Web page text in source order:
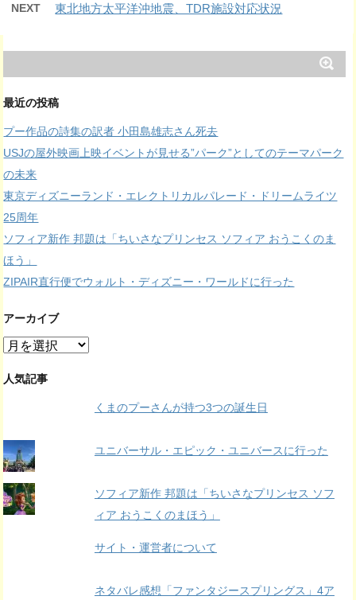
NEXT 東北地方太平洋沖地震、TDR施設対応状況
最近の投稿
プー作品の詩集の訳者 小田島雄志さん死去
USJの屋外映画上映イベントが見せる”パーク”としてのテーマパーク
の未来
東京ディズニーランド・エレクトリカルパレード・ドリームライツ
25周年
ソフィア新作 邦題は「ちいさなプリンセス ソフィア おうこくのま
ほう」
ZIPAIR直行便でウォルト・ディズニー・ワールドに行った
アーカイブ
ア
カ
人気記事
くまのプーさんが持つ3つの誕生日
ユニバーサル・エピック・ユニバースに行った
ソフィア新作 邦題は「ちいさなプリンセス ソフ
ィア おうこくのまほう」
サイト・運営者について
ネタバレ感想「ファンタジースプリングス」4ア